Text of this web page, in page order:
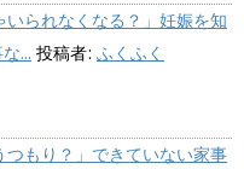
いられなくなる？」妊娠を知
... 投稿者: ふくふく
つもり？」できていない家事